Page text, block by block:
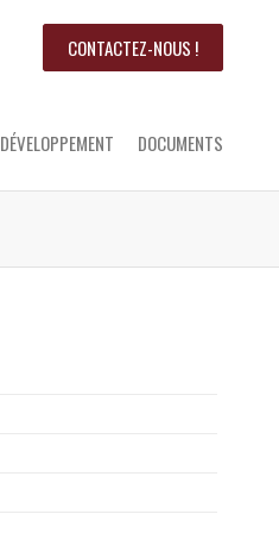
CONTACTEZ-NOUS !
DÉVELOPPEMENT DOCUMENTS